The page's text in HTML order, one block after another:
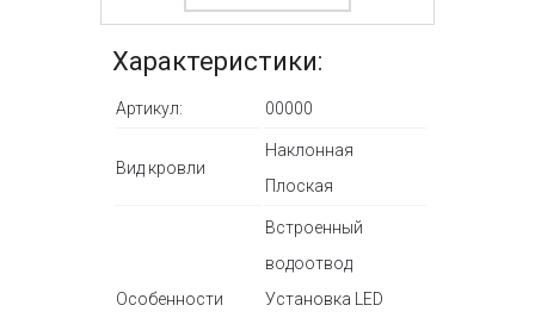
Характеристики:
Артикул: 00000
Вид кровли
Наклонная
Плоская
Особенности
Встроенный
водоотвод
Установка LED